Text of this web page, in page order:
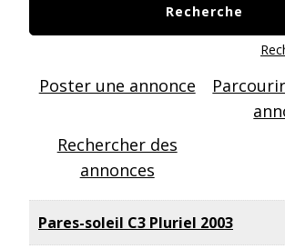
Poster une annonce
Rechercher des
annonces
Pares-soleil C3 Pluriel 2003